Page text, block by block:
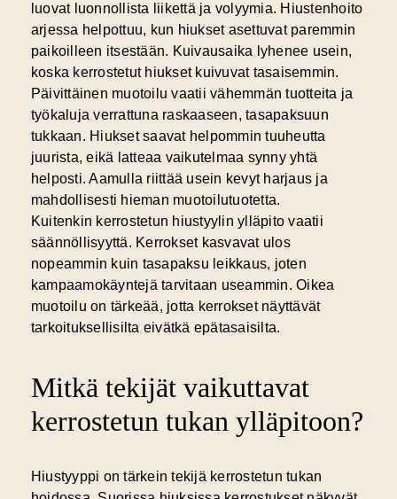
luovat luonnollista liikettä ja volyymia. Hiustenhoito
arjessa helpottuu, kun hiukset asettuvat paremmin
paikoilleen itsestään. Kuivausaika lyhenee usein,
koska kerrostetut hiukset kuivuvat tasaisemmin.
Päivittäinen muotoilu vaatii vähemmän tuotteita ja
työkaluja verrattuna raskaaseen, tasapaksuun
tukkaan. Hiukset saavat helpommin tuuheutta
juurista, eikä latteaa vaikutelmaa synny yhtä
helposti. Aamulla riittää usein kevyt harjaus ja
mahdollisesti hieman muotoilutuotetta.
Kuitenkin kerrostetun hiustyylin ylläpito vaatii
säännöllisyyttä. Kerrokset kasvavat ulos
nopeammin kuin tasapaksu leikkaus, joten
kampaamokäyntejä tarvitaan useammin. Oikea
muotoilu on tärkeää, jotta kerrokset näyttävät
tarkoituksellisilta eivätkä epätasaisilta.
Mitkä tekijät vaikuttavat
kerrostetun tukan ylläpitoon?
Hiustyyppi on tärkein tekijä kerrostetun tukan